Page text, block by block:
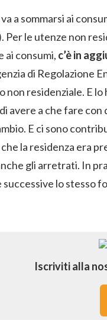
a sommarsi ai
Per le utenze non
ai consumi, c’è in
di Regolazione
non residenziale. E
avere a che fare
E ci sono
la residenza era
gli arretrati. In
lo stesso
Iscriviti alla